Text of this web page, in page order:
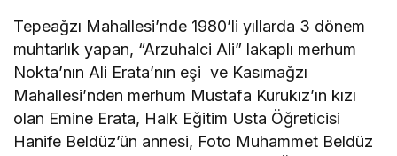
Tepeağzı Mahallesi’nde 1980’li yıllarda 3 dönem
muhtarlık yapan, “Arzuhalci Ali” lakaplı merhum
Nokta’nın Ali Erata’nın eşi ve Kasımağzı
Mahallesi’nden merhum Mustafa Kurukız’ın kızı
olan Emine Erata, Halk Eğitim Usta Öğreticisi
Hanife Beldüz’ün annesi, Foto Muhammet Beldüz